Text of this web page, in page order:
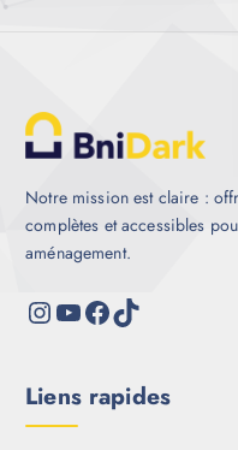
Notre mission est claire :
complètes et accessibles
aménagement.
Liens rapides